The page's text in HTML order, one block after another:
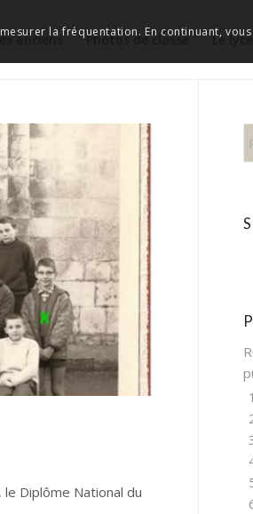
anciens Photos de classe Le
Diplôme National du
la fréquentation. En continuant,